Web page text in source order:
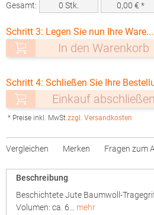
Gesamt: 0 Stk. 0,00 € *
Schritt 3: Legen Sie nun Ihre Ware...
In den Warenkorb
Schritt 4: Schließen Sie Ihre
Einkauf abschließen
* Preise inkl. MwSt.zzgl. Versandkosten
Vergleichen Merken Fragen zum
Beschreibung
Beschichtete Jute Baumwoll-
Volumen: ca. 6… mehr